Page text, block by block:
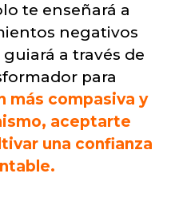
te enseñará a
negativos
a través de
para
más compasiva y
aceptarte
una confianza